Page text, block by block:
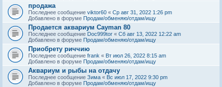
продажа
Последнее сообщение viktor60 « Ср авг 31, 2022 1:26 pm
Добавлено в форуме Продам/обменяю/отдам/ищу
Продается аквариум Cayman 80
Последнее сообщение Doc999tor « Сб авг 13, 2022 12:22 am
Добавлено в форуме Продам/обменяю/отдам/ищу
Приобрету риччию
Последнее сообщение frank « Вт июл 26, 2022 8:15 am
Добавлено в форуме Продам/обменяю/отдам/ищу
Аквариум и рыбы на отдачу
Последнее сообщение Зима « Вс июл 17, 2022 9:30 pm
Добавлено в форуме Продам/обменяю/отдам/ищу